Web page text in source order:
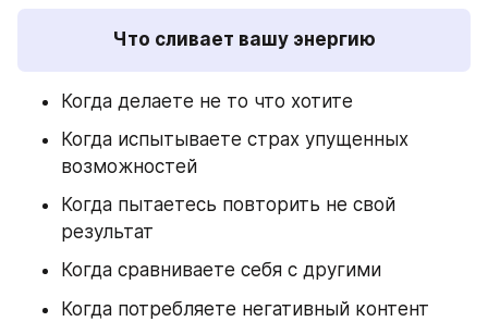
Что сливает вашу энергию
Когда делаете не то что хотите
Когда испытываете страх упущенных
возможностей
Когда пытаетесь повторить не свой
результат
Когда сравниваете себя с другими
Когда потребляете негативный контент